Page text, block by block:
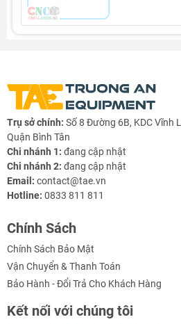
Trụ sở chính: Số 8 Đường 6B, KDC Vĩnh
Quận Bình Tân
Chi nhánh 1: đang cập nhật
Chi nhánh 2: đang cập nhật
Email: contact@tae.vn
Hotline: 0833 811 811
Chính Sách
Chính Sách Bảo Mật
Vận Chuyển & Thanh Toán
Bảo Hành - Đổi Trả Cho Khách Hàng
Kết nối với chúng tôi